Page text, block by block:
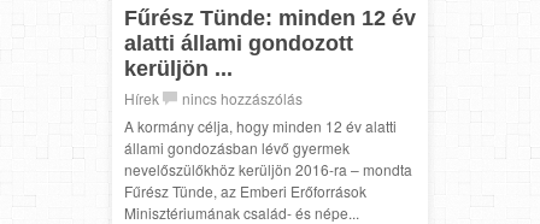
Fűrész Tünde: minden 12 év
alatti állami gondozott
kerüljön ...
Hírek
nincs hozzászólás
A kormány célja, hogy minden 12 év alatti
állami gondozásban lévő gyermek
nevelőszülőkhöz kerüljön 2016-ra – mondta
Fűrész Tünde, az Emberi Erőforrások
Minisztériumának család- és népe...